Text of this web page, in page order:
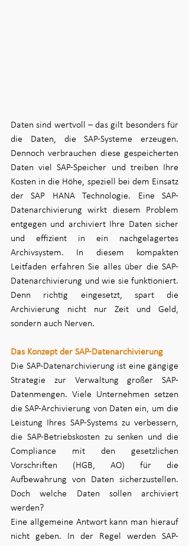
Daten sind wertvoll – das gilt besonders für
die Daten, die SAP-Systeme erzeugen.
Dennoch verbrauchen diese gespeicherten
Daten viel SAP-Speicher und treiben Ihre
Kosten in die Höhe, speziell bei dem Einsatz
der SAP HANA Technologie. Eine SAP-
Datenarchivierung wirkt diesem Problem
entgegen und archiviert Ihre Daten sicher
und effizient in ein nachgelagertes
Archivsystem. In diesem kompakten
Leitfaden erfahren Sie alles über die SAP-
Datenarchivierung und wie sie funktioniert.
Denn richtig eingesetzt, spart die
Archivierung nicht nur Zeit und Geld,
sondern auch Nerven.
Das Konzept der SAP-Datenarchivierung
Die SAP-Datenarchivierung ist eine gängige
Strategie zur Verwaltung großer SAP-
Datenmengen. Viele Unternehmen setzen
die SAP-Archivierung von Daten ein, um die
Leistung Ihres SAP-Systems zu verbessern,
die SAP-Betriebskosten zu senken und die
Compliance mit den gesetzlichen
Vorschriften (HGB, AO) für die
Aufbewahrung von Daten sicherzustellen.
Doch welche Daten sollen archiviert
werden?
Eine allgemeine Antwort kann man hierauf
nicht geben. In der Regel werden SAP-